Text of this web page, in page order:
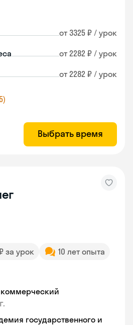
от 3325 ₽ / урок
от 2282 ₽ / урок
от 2282 ₽ / урок
Выбрать время
за урок
10 лет опыта
государственного и